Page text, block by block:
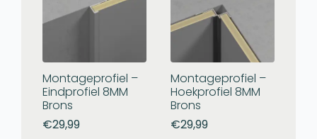
Montageprofiel –
Eindprofiel 8MM
Brons
€29,99
Montageprofiel –
Hoekprofiel 8MM
Brons
€29,99